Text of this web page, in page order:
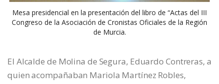
Mesa presidencial en la presentación del libro de “Actas del III
Congreso de la Asociación de Cronistas Oficiales de la Región
de Murcia.
El Alcalde de Molina de Segura, Eduardo Contreras, a
quien acompañaban Mariola Martínez Robles,